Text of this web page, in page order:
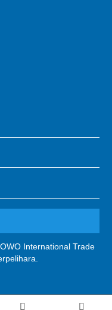
International Trade